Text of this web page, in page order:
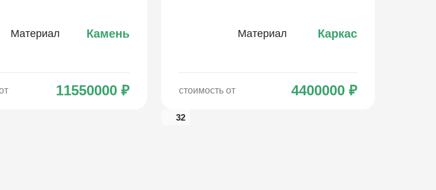
Материал Камень
11550000 ₽
Материал Каркас
стоимость от 4400000 ₽
32